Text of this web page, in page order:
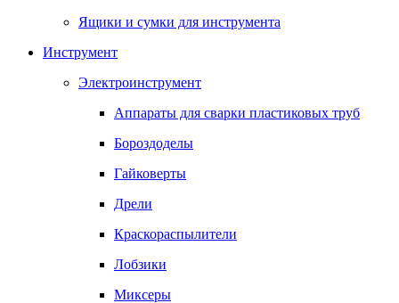
Ящики и сумки для инструмента
Инструмент
Электроинструмент
Аппараты для сварки пластиковых труб
Бороздоделы
Гайковерты
Дрели
Краскораспылители
Лобзики
Миксеры